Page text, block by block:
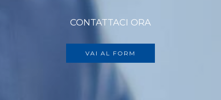
CONTATTACI ORA
VAI AL FORM